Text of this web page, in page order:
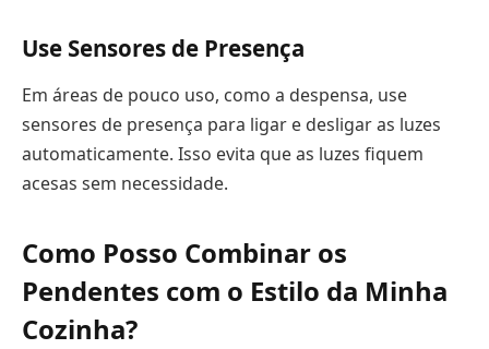
Use Sensores de Presença
Em áreas de pouco uso, como a despensa, use
sensores de presença para ligar e desligar as luzes
automaticamente. Isso evita que as luzes fiquem
acesas sem necessidade.
Como Posso Combinar os
Pendentes com o Estilo da Minha
Cozinha?